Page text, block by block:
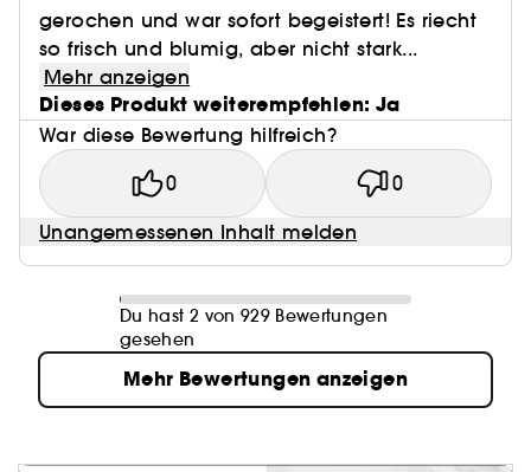
gerochen und war sofort begeistert! Es riecht
so frisch und blumig, aber nicht stark...
Mehr anzeigen
Dieses Produkt weiterempfehlen: Ja
War diese Bewertung hilfreich?
0 0
Unangemessenen Inhalt melden
Du hast 2 von 929 Bewertungen
gesehen
Mehr Bewertungen anzeigen